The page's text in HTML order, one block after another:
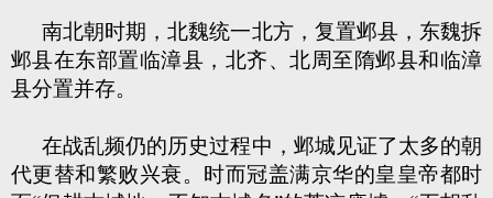
南北朝时期，北魏统一北方，复置邺县，东魏拆
邺县在东部置临漳县，北齐、北周至隋邺县和临漳
县分置并存。
在战乱频仍的历史过程中，邺城见证了太多的朝
代更替和繁败兴衰。时而冠盖满京华的皇皇帝都时